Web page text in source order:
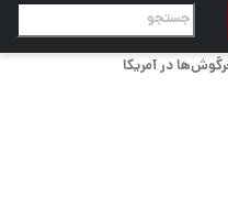
در آمریکا